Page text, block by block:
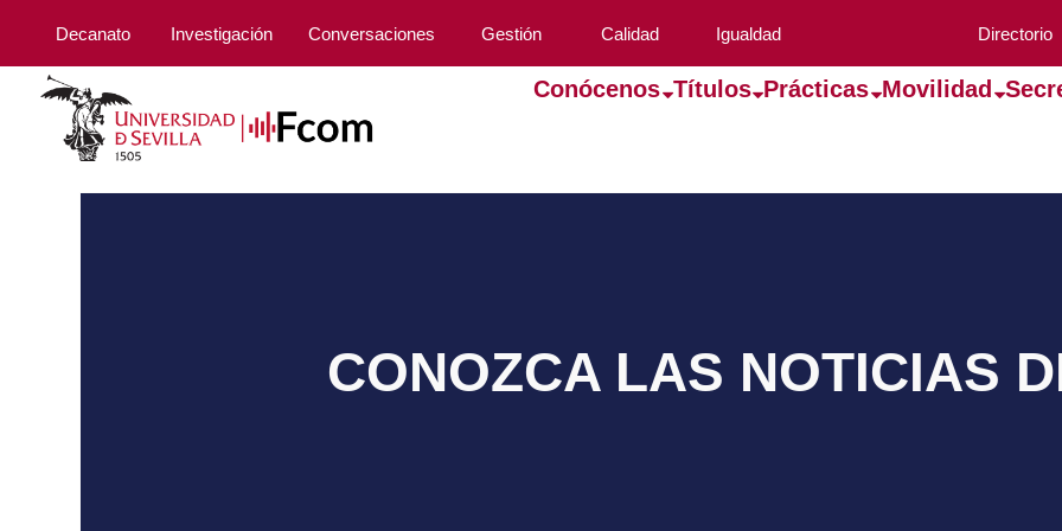
Decanato Investigación Conversaciones Gestión Calidad Igualdad Directorio
Conócenos Títulos Prácticas Movilidad
CONOZCA LAS NOTICIAS